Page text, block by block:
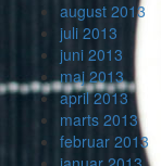
august 2013
juli 2013
juni 2013
maj 2013
april 2013
marts 2013
februar 2013